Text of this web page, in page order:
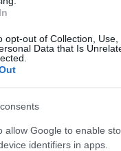
opt-out of Collection,
Data that Is
allow Google to enable
identifiers in apps.
a főbb
Dakota Johnson,
Scott, Corey Stoll
debütál a mozikban.